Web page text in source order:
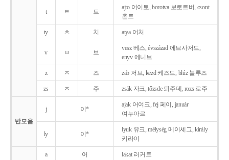
t ㅌ 트
ajto 어이토, borotva 보로트버, csont
촌트
ty ㅊ 치 atya 어처
v ㅂ 브
vesz 베스, évszázad 에브사저드,
enyv 에니브
z ㅈ 즈 zab 저브, kezd 케즈드, blúz 블루즈
zs ㅈ 주 zsák 자크, tőzsde 퇴주데, rozs 로주
반모음
j 이*
ajak 어여크, fej 페이, január
여누아르
ly 이*
lyuk 유크, mélység 메이셰그, király
키라이
a 어 lakat 러커트